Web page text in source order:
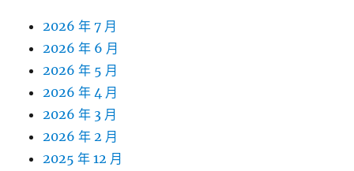
2026 年 7 月
2026 年 6 月
2026 年 5 月
2026 年 4 月
2026 年 3 月
2026 年 2 月
2025 年 12 月